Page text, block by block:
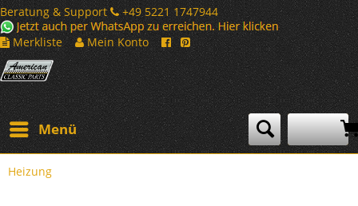
Beratung & Support
+49 5221 1747944
Merkliste
Mein Konto
Menü
Heizung